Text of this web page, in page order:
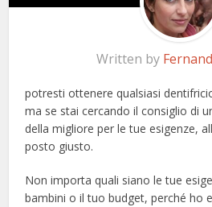
Written by
potresti ottenere qualsiasi
ma se stai cercando il consiglio di
della migliore per le tue esigenze,
posto giusto.
Non importa quali siano le tue
bambini o il tuo budget, perché ho